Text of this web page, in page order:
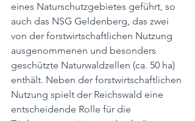
eines Naturschutzgebietes geführt, so
auch das NSG Geldenberg, das zwei
von der forstwirtschaftlichen Nutzung
ausgenommenen und besonders
geschützte Naturwaldzellen (ca. 50 ha)
enthält. Neben der forstwirtschaftlichen
Nutzung spielt der Reichswald eine
entscheidende Rolle für die